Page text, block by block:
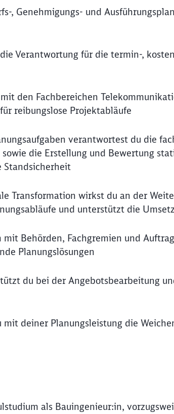
, Genehmigungs- und
Verantwortung für die termin-,
den Fachbereichen
reibungslose Projektabläufe
verantwortest du die
die Erstellung und Bewertung
Standsicherheit
Transformation wirkst du an der
und unterstützt die
Behörden, Fachgremien und
Planungslösungen
du bei der Angebotsbearbeitung
deiner Planungsleistung die
als Bauingenieur:in,